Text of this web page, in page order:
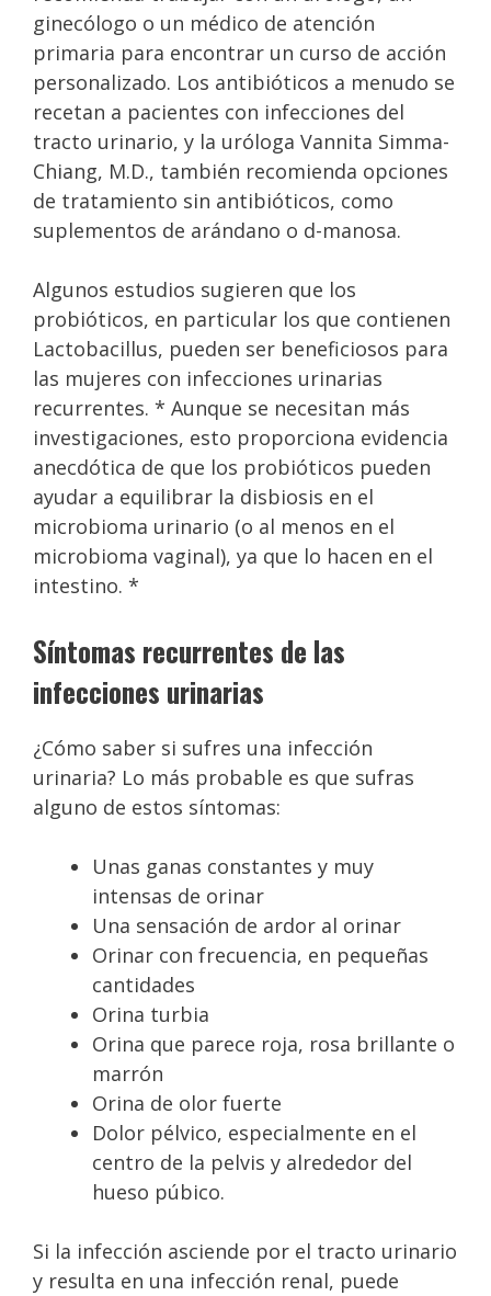
ginecólogo o un médico de atención
primaria para encontrar un curso de acción
personalizado. Los antibióticos a menudo se
recetan a pacientes con infecciones del
tracto urinario, y la uróloga Vannita Simma-
Chiang, M.D., también recomienda opciones
de tratamiento sin antibióticos, como
suplementos de arándano o d-manosa.
Algunos estudios sugieren que los
probióticos, en particular los que contienen
Lactobacillus, pueden ser beneficiosos para
las mujeres con infecciones urinarias
recurrentes. * Aunque se necesitan más
investigaciones, esto proporciona evidencia
anecdótica de que los probióticos pueden
ayudar a equilibrar la disbiosis en el
microbioma urinario (o al menos en el
microbioma vaginal), ya que lo hacen en el
intestino. *
Síntomas recurrentes de las
infecciones urinarias
¿Cómo saber si sufres una infección
urinaria? Lo más probable es que sufras
alguno de estos síntomas:
Unas ganas constantes y muy
intensas de orinar
Una sensación de ardor al orinar
Orinar con frecuencia, en pequeñas
cantidades
Orina turbia
Orina que parece roja, rosa brillante o
marrón
Orina de olor fuerte
Dolor pélvico, especialmente en el
centro de la pelvis y alrededor del
hueso púbico.
Si la infección asciende por el tracto urinario
y resulta en una infección renal, puede